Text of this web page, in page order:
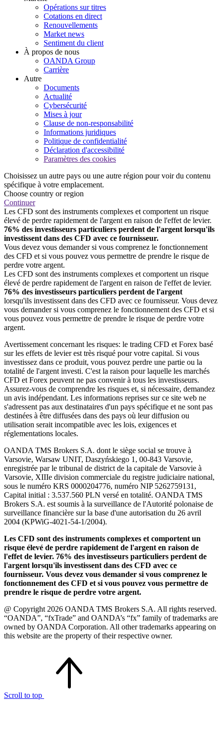
Opérations sur titres
Cotations en direct
Renouvellements
Market news
Sentiment du client
À propos de nous
OANDA Group
Carrière
Autre
Documents
Actualité
Cybersécurité
Mises à jour
Clause de non-responsabilité
Informations juridiques
Politique de confidentialité
Déclaration d'accessibilité
Paramètres des cookies
Choisissez un autre pays ou une autre région pour voir du contenu
spécifique à votre emplacement.
Choose country or region
Continuer
Les CFD sont des instruments complexes et comportent un risque
élevé de perdre rapidement de l'argent en raison de l'effet de levier.
76% des investisseurs particuliers perdent de l'argent lorsqu'ils
investissent dans des CFD avec ce fournisseur.
Vous devez vous demander si vous comprenez le fonctionnement
des CFD et si vous pouvez vous permettre de prendre le risque de
perdre votre argent.
Les CFD sont des instruments complexes et comportent un risque
élevé de perdre rapidement de l'argent en raison de l'effet de levier.
76% des investisseurs particuliers perdent de l'argent
lorsqu'ils investissent dans des CFD avec ce fournisseur. Vous devez
vous demander si vous comprenez le fonctionnement des CFD et si
vous pouvez vous permettre de prendre le risque de perdre votre
argent.
Avertissement concernant les risques: le trading CFD et Forex basé
sur les effets de levier est très risqué pour votre capital. Si vous
investissez dans ce produit, vous pouvez perdre une partie ou la
totalité de l'argent investi. C'est la raison pour laquelle les marchés
CFD et Forex peuvent ne pas convenir à tous les investisseurs.
Assurez-vous de comprendre les risques et, si nécessaire, demandez
un avis indépendant. Les informations reprises sur ce site web ne
s'adressent pas aux destinataires d'un pays spécifique et ne sont pas
destinées à être diffusées dans des pays où leur diffusion ou
utilisation serait incompatible avec les lois, exigences et
réglementations locales.
OANDA TMS Brokers S.A. dont le siège social se trouve à
Varsovie, Warsaw UNIT, Daszyńskiego 1, 00-843 Varsovie,
enregistrée par le tribunal de district de la capitale de Varsovie à
Varsovie, XIIIe division commerciale du registre judiciaire national,
sous le numéro KRS 0000204776, numéro NIP 5262759131,
Capital initial : 3.537.560 PLN versé en totalité. OANDA TMS
Brokers S.A. est soumis à la surveillance de l'Autorité polonaise de
surveillance financière sur la base d'une autorisation du 26 avril
2004 (KPWiG-4021-54-1/2004).
Les CFD sont des instruments complexes et comportent un
risque élevé de perdre rapidement de l'argent en raison de
l'effet de levier. 76% des investisseurs particuliers perdent de
l'argent lorsqu'ils investissent dans des CFD avec ce
fournisseur. Vous devez vous demander si vous comprenez le
fonctionnement des CFD et si vous pouvez vous permettre de
prendre le risque de perdre votre argent.
@ Copyright 2026 OANDA TMS Brokers S.A. All rights reserved.
“OANDA”, “fxTrade” and OANDA’s “fx” family of trademarks are
owned by OANDA Corporation. All other trademarks appearing on
this website are the property of their respective owner.
Scroll to top